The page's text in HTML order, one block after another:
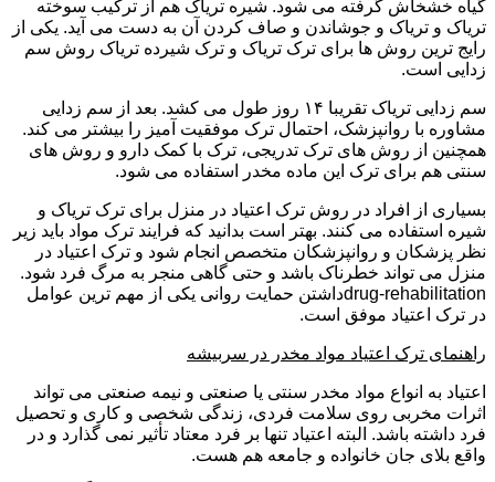
گیاه خشخاش گرفته می شود. شیره تریاک هم از ترکیب سوخته
تریاک و تریاک و جوشاندن و صاف کردن آن به دست می آید. یکی از
رایج ترین روش ها برای ترک تریاک و ترک شیرده تریاک روش سم
زدایی است.
سم زدایی تریاک تقریبا ۱۴ روز طول می کشد. بعد از سم زدایی
مشاوره با روانپزشک، احتمال ترک موفقیت آمیز را بیشتر می کند.
همچنین از روش های ترک تدریجی، ترک با کمک دارو و روش های
سنتی هم برای ترک این ماده مخدر استفاده می شود.
بسیاری از افراد در روش ترک اعتیاد در منزل برای ترک تریاک و
شیره استفاده می کنند. بهتر است بدانید که فرایند ترک مواد باید زیر
نظر پزشکان و روانپزشکان متخصص انجام شود و ترک اعتیاد در
منزل می تواند خطرناک باشد و حتی گاهی منجر به مرگ فرد شود.
drug-rehabilitationداشتن حمایت روانی یکی از مهم ترین عوامل
در ترک اعتیاد موفق است.
راهنمای ترک اعتیاد مواد مخدر در سربیشه
اعتیاد به انواع مواد مخدر سنتی یا صنعتی و نیمه صنعتی می تواند
اثرات مخربی روی سلامت فردی، زندگی شخصی و کاری و تحصیل
فرد داشته باشد. البته اعتیاد تنها بر فرد معتاد تأثیر نمی گذارد و در
واقع بلای جان خانواده و جامعه هم هست.